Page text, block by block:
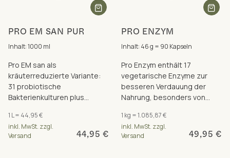
PRO EM SAN PUR
Inhalt: 1000 ml
Pro EM san als
kräuterreduzierte Variante:
31 probiotische
Bakterienkulturen plus
Schwarzkümmel, Ling Zhi &
Traubenkern.
1 L = 44,95 €
inkl. MwSt. zzgl.
Versand
44,95 €
PRO ENZYM
Inhalt: 46 g = 90 Kapseln
Pro Enzym enthält 17
vegetarische Enzyme zur
besseren Verdauung der
Nahrung, besonders von
Laktose.
1 kg = 1.085,87 €
inkl. MwSt. zzgl.
Versand
49,95 €